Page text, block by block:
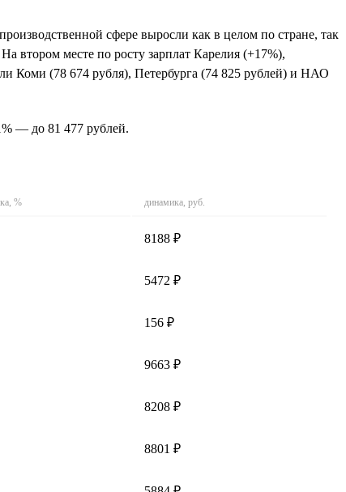
сфере выросли как в целом по стране, так
втором месте по росту зарплат Карелия (+17%),
Коми (78 674 рубля), Петербурга (74 825 рублей) и НАО
— до 81 477 рублей.
% динамика, руб.
8188 ₽
5472 ₽
156 ₽
9663 ₽
8208 ₽
8801 ₽